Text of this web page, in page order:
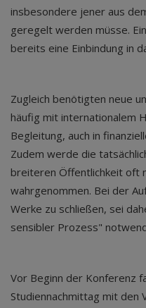
insbesondere jener aus
geregelt werden müsse.
bereits eine Einbindung in
Zugleich benötigten neue
häufig mit internationalem
Begleitung, auch in
Zudem werde die
breiteren Öffentlichkeit oft
wahrgenommen. Bei der
Werke zu schließen, sei
sensibler Prozess"
Vor Beginn der Konferenz
Studiennachmittag mit den